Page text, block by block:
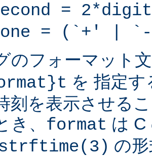
= 2*digit
= (`+' |
のフォーマット
を 指定
刻を表示させる
き、 format は C
strftime(3) の